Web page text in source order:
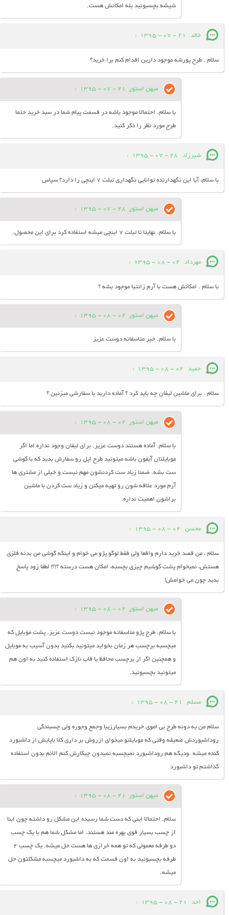
شیشه بچسبونید بله امکانش هست.
خالد 21 - 07 - 1395
:
سلام . طرح پورشه موجود دارین اقدام کنم برا خرید؟
میهن استور 21 - 07 - 1395
:
با سلام. احتمالا موجود باشه در قسمت پیام شما در سبد خرید حتما
طرح مورد نظر را ذکر کنید.
شیرزاد 28 - 07 - 1395
:
با سلام، آیا این نگهدارنده توانایی نگهداری تبلت 7 اینچی را دارد؟ سپاس
میهن استور 28 - 07 - 1395
:
با سلام. نهایتا تا تبلت 7 اینچی میشه استفاده کرد برای این محصول.
مهرداد 02 - 08 - 1395
:
با سلام . امکانش هست با آرم زانتیا موجود بشه ؟
میهن استور 02 - 08 - 1395
:
با سلام. خیر متاسفانه دوست عزیز
حمید 02 - 08 - 1395
:
سلام . برای ماشین لیفان چه باید کرد ؟ آماده دارید یا سفارشی میزنین ؟
میهن استور 02 - 08 - 1395
:
با سلام. آماده هستند دوست عزیز. برای لیفان وجود نداره اما اگر
موبایلتان آیفون باشه میتونید طرح اپل رو سفارش بدید که با گوشی
ست بشه. ضمنا زیاد ست کردنشون مهم نیست و خیلی از مشتری ها
آرم مورد علاقه شون رو تهیه میکنن و زیاد ست کردن با ماشین
براشون اهمیت نداره.
محسن 02 - 08 - 1395
:
سلام ، من قصد خرید دارم واقعا ولی فقط لوگو پژو می خوام و اینکه گوشی من بدنه فلزی
هستش، نمیخوام پشت گوشیم چیزی بچسبه، امکان هست درسته ؟!؟! لطفا زود پاسخ
بدید چون می خوامش!
میهن استور 02 - 08 - 1395
:
با سلام. طرح پژو متاسفانه موجود نیست دوست عزیز. پشت موبایل که
میچسبه برچسب هر زمان بخواید میتونید بکنید بدون آسیب به موبایل
و همچنین اگر از برچسب محافظ یا قاب نازک استفاده کنید به اون هم
میتونید بچسبونید.
مسلم 21 - 08 - 1395
:
سلام من یه دونه طرح بی اموی خریدم بسیارزیبا وجمع وجوره ولی چسبندگی
روداشبوردش ضعیفه وقتی که موبایلتو میخوای ازروش بر داری کلا باپایش از داشبورد
کنده میشه .ودیگه هم روداشبورد نمیچسبه نمیدون چیکارش کنم الانم بدون استفاده
گذاشتم تو داشبورد
میهن استور 21 - 08 - 1395
:
سلام. احتمالا اینی که دست شما رسیده این مشکل رو داشته چون اینا
از چسب بسیار قوی بهره مند هستند. اما مشکل شما هم با یک چسب
دو طرفه معمولی که تو همه خرازی ها هست حل میشه. یک چسب 2
طرفه بچسبونید به اون قسمت که به داشبورد میچسبه مشکلتون حل
میشه.
احد 21 - 08 - 1395
: